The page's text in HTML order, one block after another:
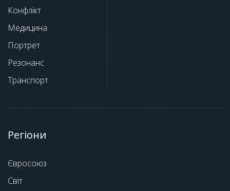
Конфлікт
Медицина
Портрет
Резонанс
Транспорт
Регіони
Євросоюз
Світ